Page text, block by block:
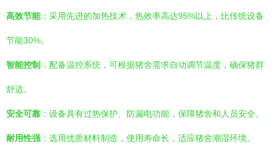
高效节能：采用先进的加热技术，热效率高达95%以上，比传统设备
节能30%。
智能控制 ：配备温控系统，可根据猪舍需求自动调节温度，确保猪群
舒适。
安全可靠 ：设备具有过热保护、防漏电功能，保障猪舍和人员安全。
耐用性强 ：选用优质材料制造，使用寿命长，适应猪舍潮湿环境。